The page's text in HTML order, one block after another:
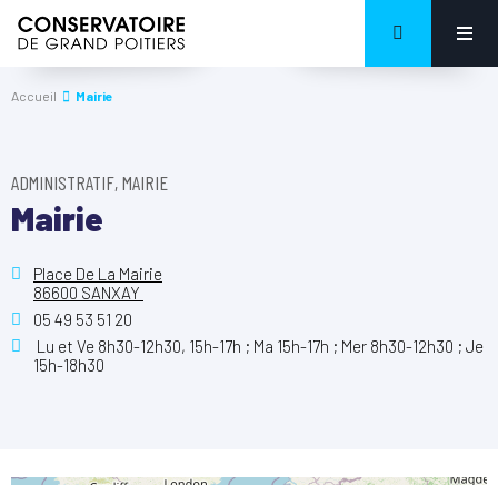
Accueil Mairie
ADMINISTRATIF, MAIRIE
Mairie
Place De La Mairie
86600 SANXAY
05 49 53 51 20
Lu et Ve 8h30-12h30, 15h-17h ; Ma 15h-17h ; Mer 8h30-12h30 ; Je
15h-18h30